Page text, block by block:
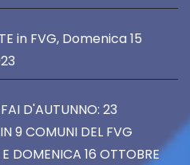
in FVG, Domenica 15
D'AUTUNNO: 23
9 COMUNI DEL FVG
DOMENICA 16 OTTOBRE